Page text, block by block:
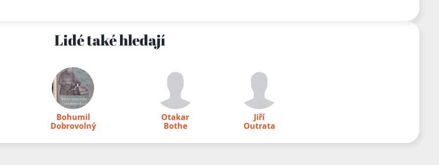
Lidé také hledají
Bohumil
Dobrovolný
Otakar
Bothe
Jiří
Outrata